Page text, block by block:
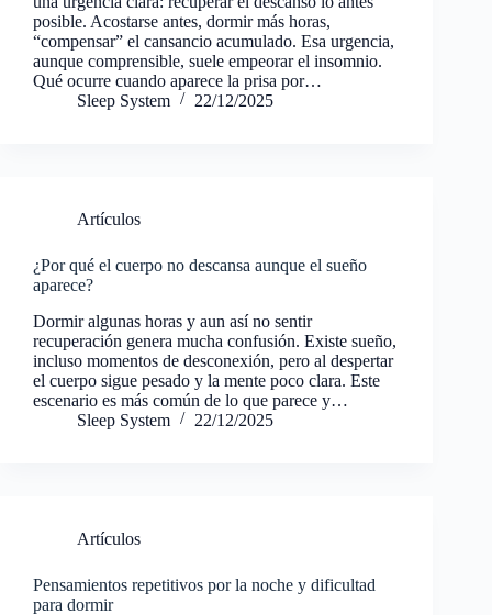
posible. Acostarse antes, dormir más horas,
“compensar” el cansancio acumulado. Esa urgencia,
aunque comprensible, suele empeorar el insomnio.
Qué ocurre cuando aparece la prisa por…
Sleep System
22/12/2025
Artículos
¿Por qué el cuerpo no descansa aunque el sueño
aparece?
Dormir algunas horas y aun así no sentir
recuperación genera mucha confusión. Existe sueño,
incluso momentos de desconexión, pero al despertar
el cuerpo sigue pesado y la mente poco clara. Este
escenario es más común de lo que parece y…
Sleep System
22/12/2025
Artículos
Pensamientos repetitivos por la noche y dificultad
para dormir